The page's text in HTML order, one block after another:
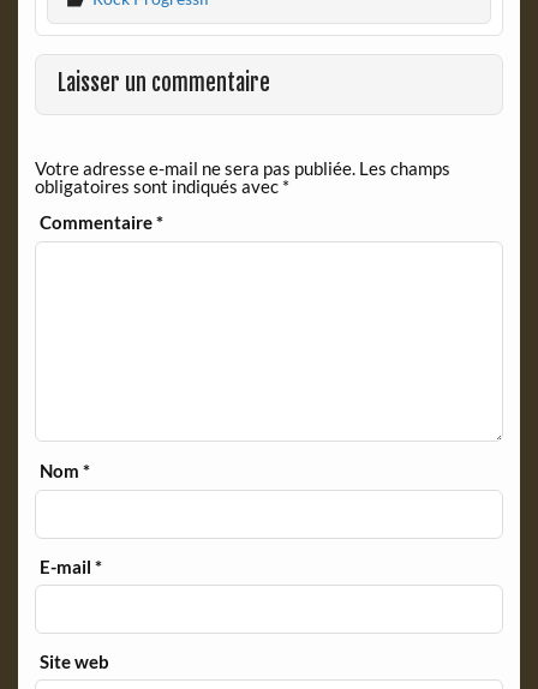
b
o
o
k
t
F
r
e
d
l
y
Laisser un commentaire
Votre adresse e-mail ne sera pas publiée. Les champs
obligatoires sont indiqués avec *
Commentaire*
Nom*
E-mail*
Site web